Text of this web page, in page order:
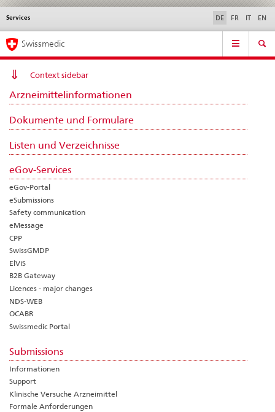
Direktnavigation
News,
Rechtsgrundlagen,
Kontakt
News & Updates Kontakt | Support & Hilfe
Services
Sprachwahl DE FR IT EN
Service
Hauptnavigation
Swissmedic
Context sidebar
Arzneimittelinformationen
Dokumente und Formulare
Listen und Verzeichnisse
eGov-Services
eGov-Portal
eSubmissions
Safety communication
eMessage
CPP
SwissGMDP
ElViS
B2B Gateway
Licences - major changes
NDS-WEB
OCABR
Swissmedic Portal
Submissions
Informationen
Support
Klinische Versuche Arzneimittel
Formale Anforderungen